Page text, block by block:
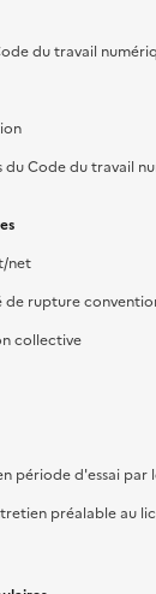
du travail
du Code du travail
net
de rupture
collective
période d'essai par
préalable au